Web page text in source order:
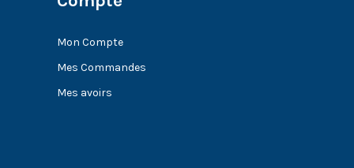
Mon Compte
Mes Commandes
Mes avoirs